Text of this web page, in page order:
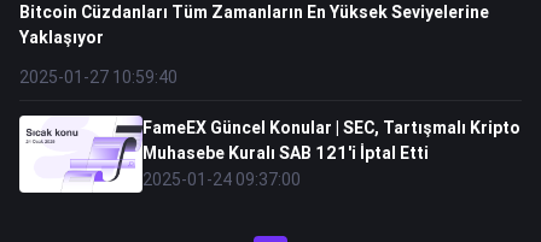
Bitcoin Cüzdanları Tüm Zamanların En Yüksek Seviyelerine
Yaklaşıyor
2025-01-27 10:59:40
FameEX Güncel Konular | SEC, Tartışmalı Kripto
Muhasebe Kuralı SAB 121'i İptal Etti
2025-01-24 09:37:00